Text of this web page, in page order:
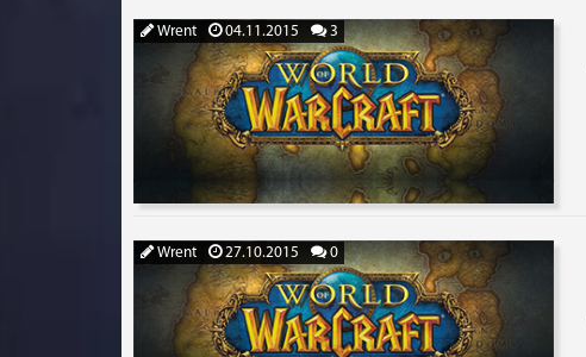
Wrent 04.11.2015 3
Wrent 27.10.2015 0